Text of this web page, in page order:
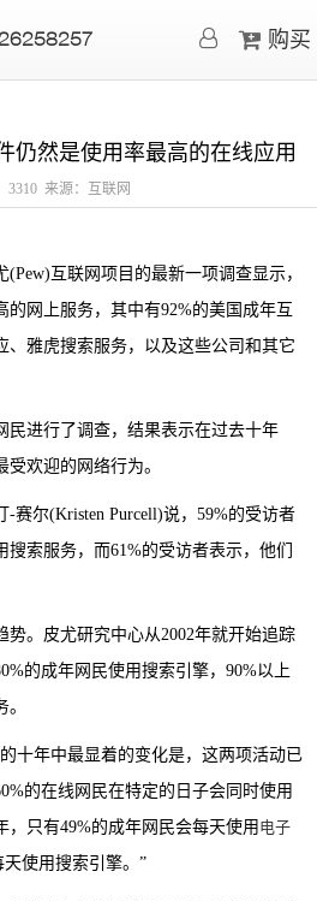
购买
仍然是使用率最高的在线应用
3310 来源：互联网
互联网项目的最新一项调查显示，
网上服务，其中有92%的美国成年互
、雅虎搜索服务，以及这些公司和其它
进行了调查，结果表示在过去十年
欢迎的网络行为。
尔(Kristen Purcell)说，59%的受访者
索服务，而61%的受访者表示，他们
。皮尤研究中心从2002年就开始追踪
的成年网民使用搜索引擎，90%以上
年中最显着的变化是，这两项活动已
的在线网民在特定的日子会同时使用
，只有49%的成年网民会每天使用 电子
使用搜索引擎。”